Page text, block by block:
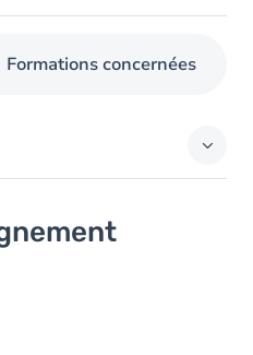
Formations concernées